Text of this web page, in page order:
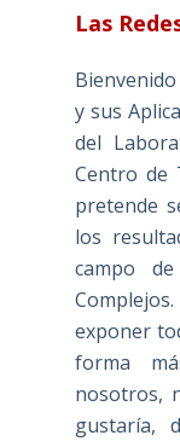
Las
y sus
del
Centro de
pretende
los
campo
exponer
forma
nosotros,
gustaría,